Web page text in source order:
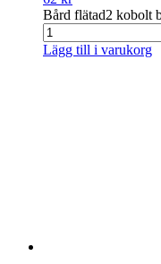
Bård flätad2 kobolt
Lägg till i varukorg